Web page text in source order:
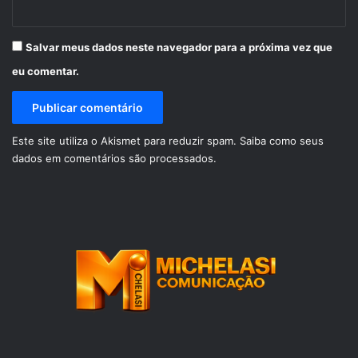
Salvar meus dados neste navegador para a próxima vez que
eu comentar.
Este site utiliza o Akismet para reduzir spam. Saiba como seus
dados em comentários são processados.